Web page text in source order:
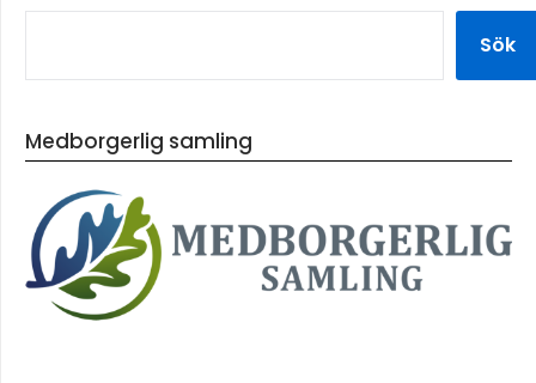
Sök
Medborgerlig samling